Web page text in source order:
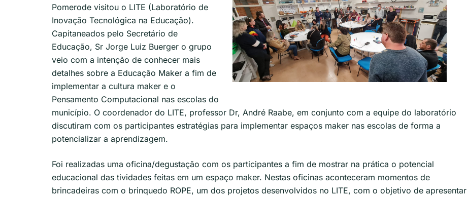
Pomerode visitou o LITE (Laboratório de
Inovação Tecnológica na Educação).
Capitaneados pelo Secretário de
Educação, Sr Jorge Luiz Buerger o grupo
veio com a intenção de conhecer mais
detalhes sobre a Educação Maker a fim de
implementar a cultura maker e o
Pensamento Computacional nas escolas do
município. O coordenador do LITE, professor Dr, André Raabe, em conjunto com a equipe do laboratório
discutiram com os participantes estratégias para implementar espaços maker nas escolas de forma a
potencializar a aprendizagem.
Foi realizadas uma oficina/degustação com os participantes a fim de mostrar na prática o potencial
educacional das tividades feitas em um espaço maker. Nestas oficinas aconteceram momentos de
brincadeiras com o brinquedo ROPE, um dos projetos desenvolvidos no LITE, com o objetivo de apresentar